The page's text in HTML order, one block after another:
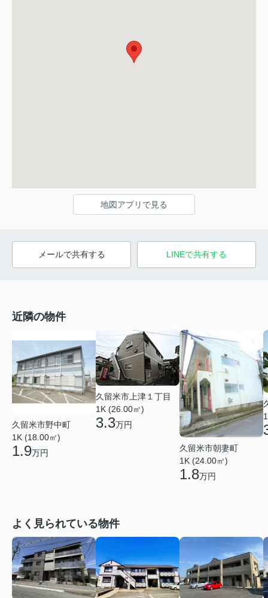
地図アプリで見る
メールで共有する LINEで共有する
近隣の物件
久留米市野中町
1K (18.00㎡)
1.9万円
久留米市上津１丁目
1K (26.00㎡)
3.3万円
久留米市朝妻町
1K (24.00㎡)
1.8万円
よく見られている物件